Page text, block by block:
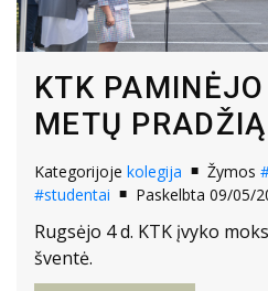
KTK
METŲ PRADŽIĄ
Kategorijoje kolegija Žymos
#studentai
Paskelbta 09/05/
Rugsėjo 4 d. KTK įvyko
šventė.